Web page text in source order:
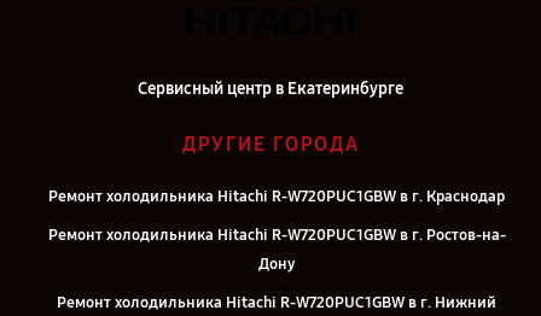
Сервисный центр в Екатеринбурге
ДРУГИЕ ГОРОДА
Ремонт холодильника Hitachi R-W720PUC1GBW в г. Краснодар
Ремонт холодильника Hitachi R-W720PUC1GBW в г. Ростов-на-
Дону
Ремонт холодильника Hitachi R-W720PUC1GBW в г. Нижний